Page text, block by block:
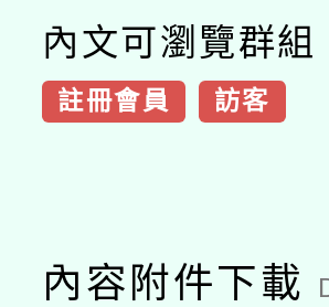
內文可瀏覽群組
註冊會員 訪客
內容附件下載